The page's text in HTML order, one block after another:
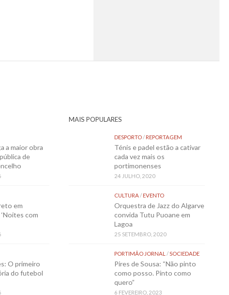
a maior obra
de
em
com
O primeiro
do futebol
MAIS POPULARES
DESPORTO/REPORTAGEM
Ténis e padel estão a cativar
cada vez mais os
portimonenses
24 JULHO, 2020
CULTURA/EVENTO
Orquestra de Jazz do Algarve
convida Tutu Puoane em
Lagoa
25 SETEMBRO, 2020
PORTIMÃO JORNAL /SOCIEDADE
Pires de Sousa: “Não pinto
como posso. Pinto como
quero”
6 FEVEREIRO, 2023